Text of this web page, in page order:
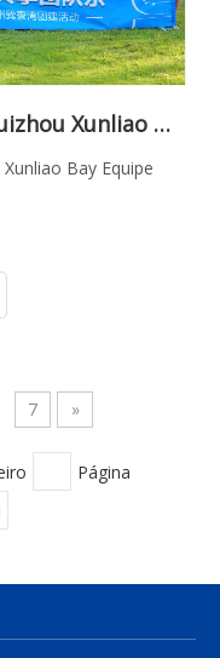
Stenburg 2024 Summer Huizhou Xunliao Bay Equipe Atividades
Bay Equipe
7 »
Página